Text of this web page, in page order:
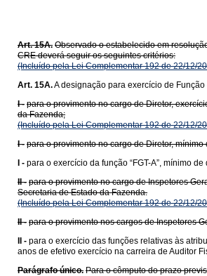
Art. 15A. Observado o estabelecido em
CRE deverá seguir os seguintes critérios:
(Incluído pela Lei Complementar 192 de 22/12/
Art. 15A.A designação para exercício de
I - para o provimento no cargo de Diretor,
da Fazenda;
(Incluído pela Lei Complementar 192 de 22/12/
I - para o provimento no cargo de Diretor,
I - para o exercício da função “FGT-A”, mínimo
II - para o provimento no cargo de Inspetores
Secretaria de Estado da Fazenda.
(Incluído pela Lei Complementar 192 de 22/12/
II - para o provimento nos cargos de Inspetores
II - para o exercício das funções relativas às
anos de efetivo exercício na carreira de Auditor
Parágrafo único. Para o cômputo do prazo